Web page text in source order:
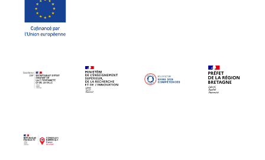
6 rue Camille Guérin, 22440 Ploufragan